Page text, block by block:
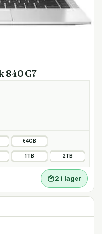
840 G7
64GB
1TB 2TB
2 i lager